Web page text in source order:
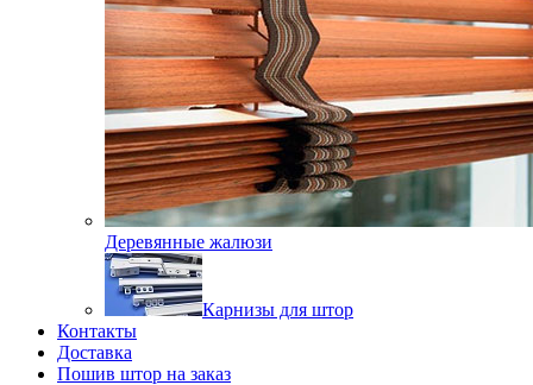
Деревянные жалюзи
Карнизы для штор
Контакты
Доставка
Пошив штор на заказ